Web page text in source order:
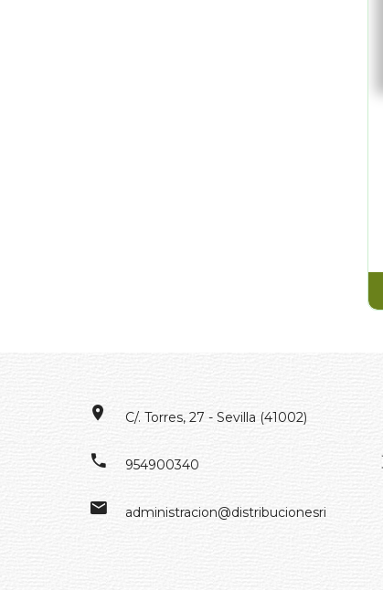
C/. Torres, 27 - Sevilla (41002)
954900340
administracion@distribucionesrivero.es